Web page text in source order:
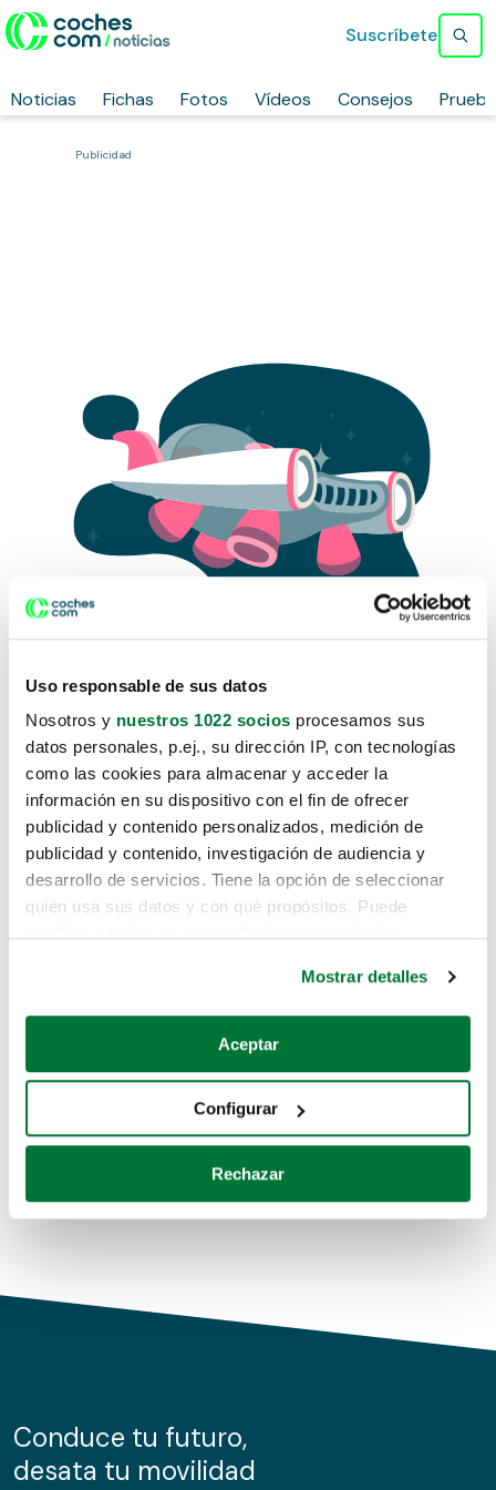
Uso responsable de sus datos
Nosotros y nuestros 1022 socios procesamos sus
datos personales, p.ej., su dirección IP, con tecnologías
como las cookies para almacenar y acceder la
información en su dispositivo con el fin de ofrecer
publicidad y contenido personalizados, medición de
publicidad y contenido, investigación de audiencia y
desarrollo de servicios. Tiene la opción de seleccionar
quién usa sus datos y con qué propósitos. Puede
Si lo permite, también quisiéramos:
Recopilar información sobre su ubicación geográfica
Identificar su dispositivo analizándolo activamente
para buscar características específicas (huellas
Obtenga más información sobre cómo se procesan sus
de cookies.
información sobre el uso que haga del sitio web con
nuestros partners de redes sociales, publicidad y análisis
Mostrar detalles
Aceptar
Configurar
Rechazar
Noticias Fichas Fotos Vídeos Consejos
Suscríbete
Publicidad
Lo sentimos, no sabemos como
te hemos traido hasta aquí.
Pero puedes encontrar el coche que estás
buscando en alguno de estos enlaces:
Coches de segunda mano
Coches de km0
Conduce tu futuro,
desata tu movilidad